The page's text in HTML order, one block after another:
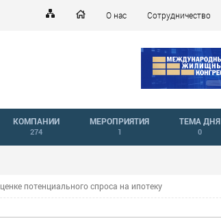
О нас Сотрудничество
КОМПАНИИ
274
МЕРОПРИЯТИЯ
1
ТЕМА ДНЯ
0
потенциального спроса на ипотеку